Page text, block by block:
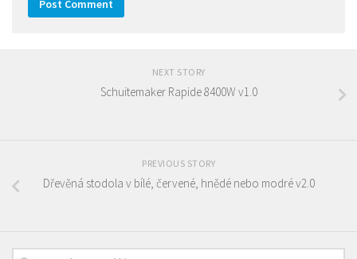
NEXT STORY
Schuitemaker Rapide 8400W v1.0
PREVIOUS STORY
Dřevěná stodola v bílé, červené, hnědé nebo modré v2.0